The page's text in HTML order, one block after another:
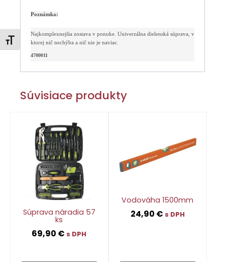
Zmeniť veľkosť písma
Poznámka:
Najkomplexnejšia zostava v ponuke. Univerzálna dielenská súprava, v
ktorej nič nechýba a nič nie je naviac.
4700011
Súvisiace produkty
Súprava náradia 57
ks
69,90 € s DPH
Vodováha 1500mm
24,90 € s DPH